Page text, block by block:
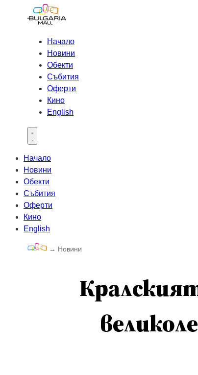
Начало
Новини
Обекти
Събития
Оферти
Кино
English
Open main menu
Начало
Новини
Обекти
Събития
Оферти
Кино
English
→ Новини